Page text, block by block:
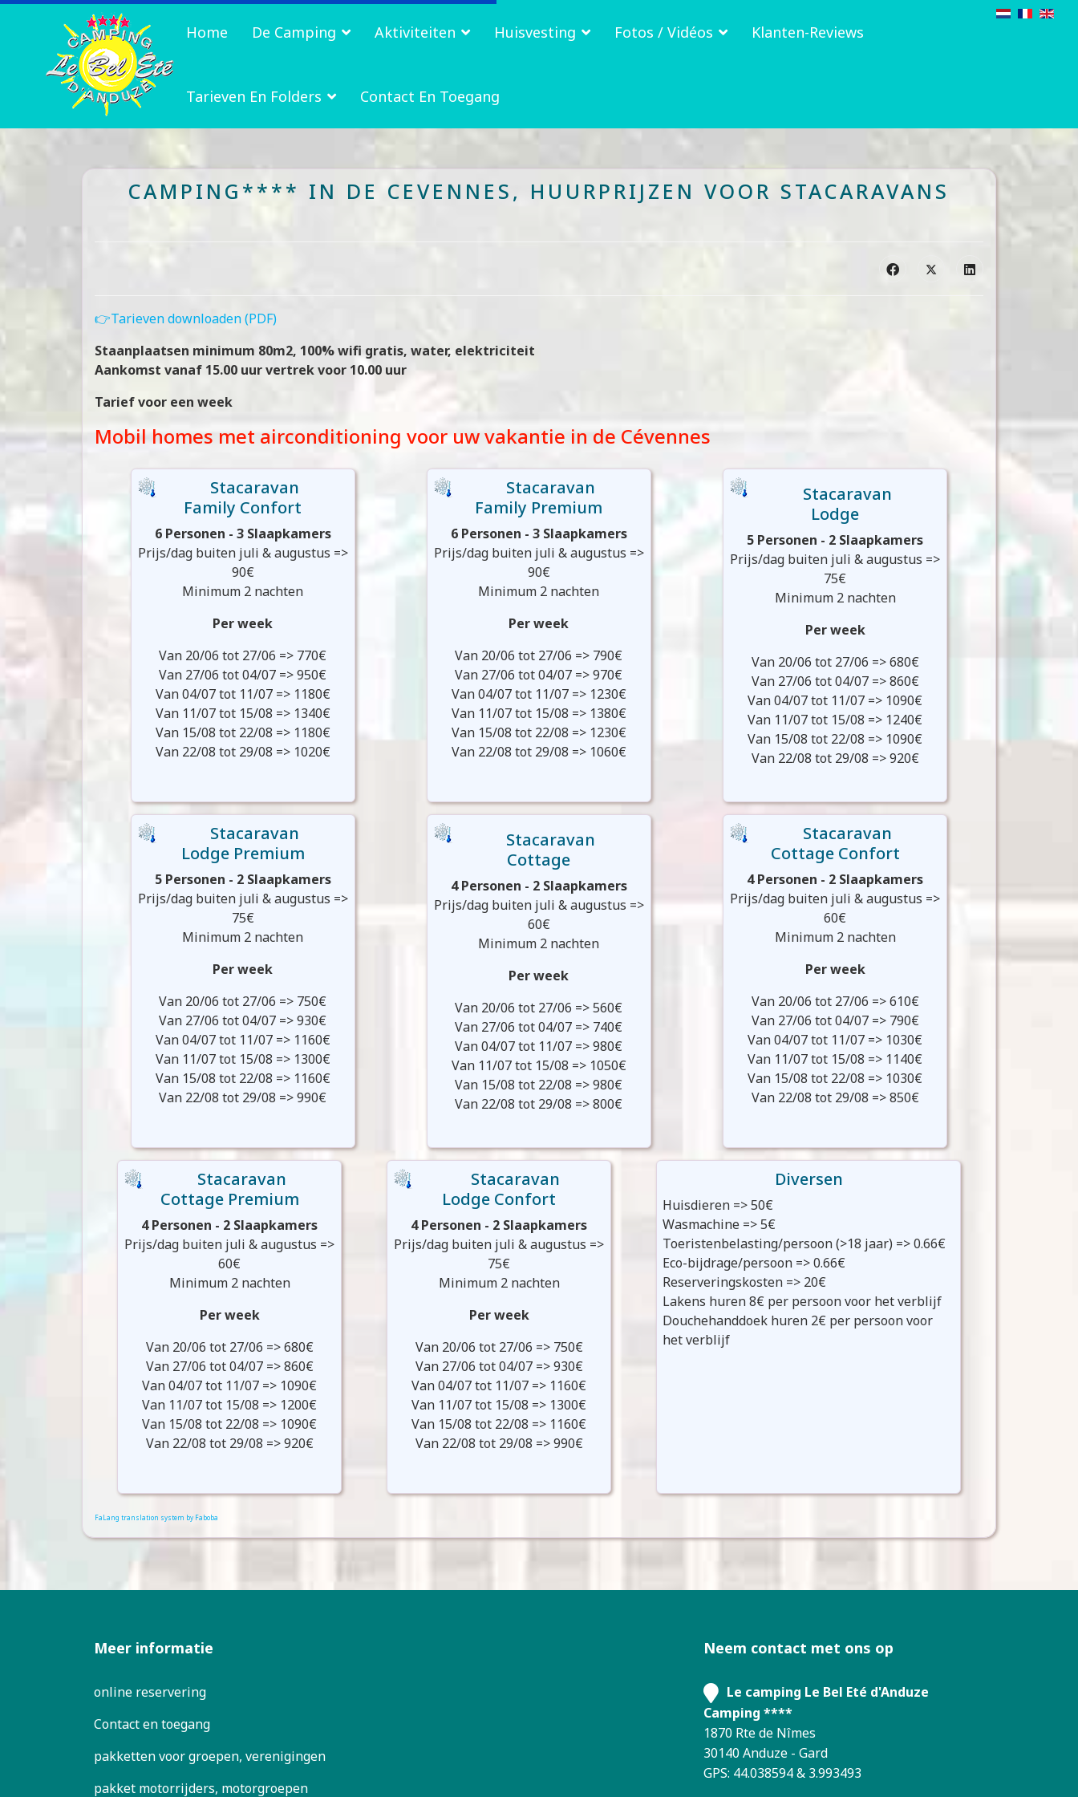
Home De Camping Aktiviteiten Huisvesting Fotos / Vidéos Klanten-Reviews
Tarieven En Folders Contact En Toegang
CAMPING**** IN DE CEVENNES, HUURPRIJZEN VOOR STACARAVANS
👉Tarieven downloaden (PDF)
Staanplaatsen minimum 80m2, 100% wifi gratis, water, elektriciteit
Aankomst vanaf 15.00 uur vertrek voor 10.00 uur
Tarief voor een week
Mobil homes met airconditioning voor uw vakantie in de Cévennes
Stacaravan
Family Confort
6 Personen - 3 Slaapkamers
Prijs/dag buiten juli & augustus =>
90€
Minimum 2 nachten
Per week
Van 20/06 tot 27/06 => 770€
Van 27/06 tot 04/07 => 950€
Van 04/07 tot 11/07 => 1180€
Van 11/07 tot 15/08 => 1340€
Van 15/08 tot 22/08 => 1180€
Van 22/08 tot 29/08 => 1020€
Stacaravan
Family Premium
6 Personen - 3 Slaapkamers
Prijs/dag buiten juli & augustus =>
90€
Minimum 2 nachten
Per week
Van 20/06 tot 27/06 => 790€
Van 27/06 tot 04/07 => 970€
Van 04/07 tot 11/07 => 1230€
Van 11/07 tot 15/08 => 1380€
Van 15/08 tot 22/08 => 1230€
Van 22/08 tot 29/08 => 1060€
Stacaravan
Lodge
5 Personen - 2 Slaapkamers
Prijs/dag buiten juli & augustus =>
75€
Minimum 2 nachten
Per week
Van 20/06 tot 27/06 => 680€
Van 27/06 tot 04/07 => 860€
Van 04/07 tot 11/07 => 1090€
Van 11/07 tot 15/08 => 1240€
Van 15/08 tot 22/08 => 1090€
Van 22/08 tot 29/08 => 920€
Stacaravan
Lodge Premium
5 Personen - 2 Slaapkamers
Prijs/dag buiten juli & augustus =>
75€
Minimum 2 nachten
Per week
Van 20/06 tot 27/06 => 750€
Van 27/06 tot 04/07 => 930€
Van 04/07 tot 11/07 => 1160€
Van 11/07 tot 15/08 => 1300€
Van 15/08 tot 22/08 => 1160€
Van 22/08 tot 29/08 => 990€
Stacaravan
Cottage
4 Personen - 2 Slaapkamers
Prijs/dag buiten juli & augustus =>
60€
Minimum 2 nachten
Per week
Van 20/06 tot 27/06 => 560€
Van 27/06 tot 04/07 => 740€
Van 04/07 tot 11/07 => 980€
Van 11/07 tot 15/08 => 1050€
Van 15/08 tot 22/08 => 980€
Van 22/08 tot 29/08 => 800€
Stacaravan
Cottage Confort
4 Personen - 2 Slaapkamers
Prijs/dag buiten juli & augustus =>
60€
Minimum 2 nachten
Per week
Van 20/06 tot 27/06 => 610€
Van 27/06 tot 04/07 => 790€
Van 04/07 tot 11/07 => 1030€
Van 11/07 tot 15/08 => 1140€
Van 15/08 tot 22/08 => 1030€
Van 22/08 tot 29/08 => 850€
Stacaravan
Cottage Premium
4 Personen - 2 Slaapkamers
Prijs/dag buiten juli & augustus =>
60€
Minimum 2 nachten
Per week
Van 20/06 tot 27/06 => 680€
Van 27/06 tot 04/07 => 860€
Van 04/07 tot 11/07 => 1090€
Van 11/07 tot 15/08 => 1200€
Van 15/08 tot 22/08 => 1090€
Van 22/08 tot 29/08 => 920€
Stacaravan
Lodge Confort
4 Personen - 2 Slaapkamers
Prijs/dag buiten juli & augustus =>
75€
Minimum 2 nachten
Per week
Van 20/06 tot 27/06 => 750€
Van 27/06 tot 04/07 => 930€
Van 04/07 tot 11/07 => 1160€
Van 11/07 tot 15/08 => 1300€
Van 15/08 tot 22/08 => 1160€
Van 22/08 tot 29/08 => 990€
Diversen
Huisdieren => 50€
Wasmachine => 5€
Toeristenbelasting/persoon (>18 jaar) => 0.66€
Eco-bijdrage/persoon => 0.66€
Reserveringskosten => 20€
Lakens huren 8€ per persoon voor het verblijf
Douchehanddoek huren 2€ per persoon voor
het verblijf
FaLang translation system by Faboba
Meer informatie
online reservering
Contact en toegang
pakketten voor groepen, verenigingen
pakket motorrijders, motorgroepen
Neem contact met ons op
Le camping Le Bel Eté d'Anduze
Camping ****
1870 Rte de Nîmes
30140 Anduze - Gard
GPS: 44.038594 & 3.993493